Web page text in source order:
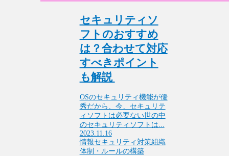
セキュリティソ
フトのおすすめ
は？合わせて対応
すべきポイント
も解説
OSのセキュリティ機能が優
秀だから、今、セキュリテ
ィソフトは必要ない世の中
のセキュリティソフトは...
2023.11.16
情報セキュリティ対策組織
体制・ルールの構築